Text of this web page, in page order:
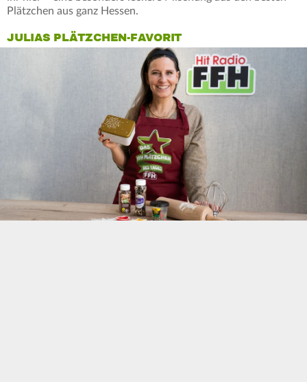
Plätzchen aus ganz Hessen.
JULIAS PLÄTZCHEN-FAVORIT